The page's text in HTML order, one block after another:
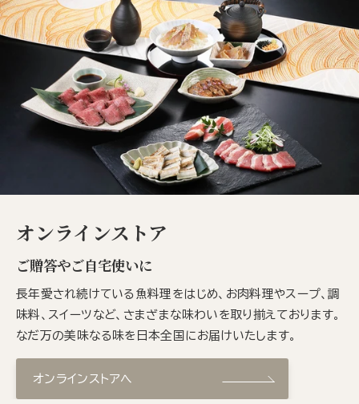
オンラインストア
ご贈答やご自宅使いに
長年愛され続けている魚料理をはじめ、お肉料理やスープ、調
味料、スイーツなど、さまざまな味わいを取り揃えております。
なだ万の美味なる味を日本全国にお届けいたします。
オンラインストアへ